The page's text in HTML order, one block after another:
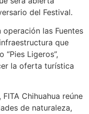
del Festival.
las Fuentes
que
Ligeros”,
la oferta turística
Chihuahua reúne
de naturaleza,